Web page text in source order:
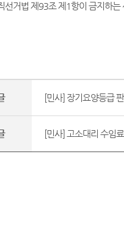
선거법 제93조 제1항이 금지하
[민사] 장기요양등급
[민사] 고소대리 수임